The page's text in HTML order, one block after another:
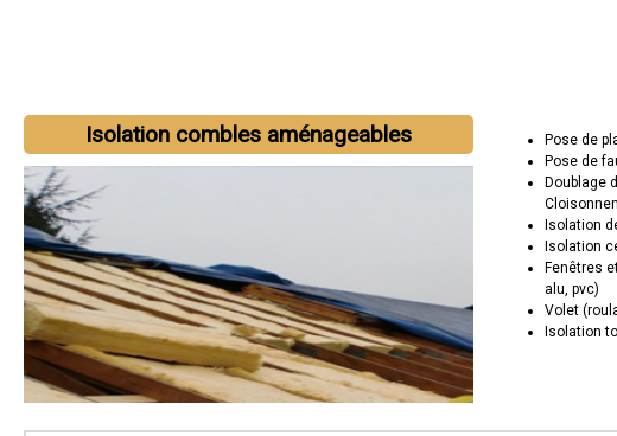
Isolation combles aménageables
Pose de
Pose de
Doublage
Isolation
Isolation
Fenêtres
alu, pvc)
Volet
Isolation